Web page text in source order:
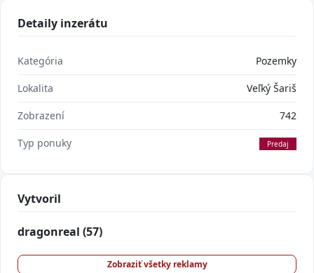
Detaily inzerátu
Kategória Pozemky
Lokalita Veľký Šariš
Zobrazení 742
Typ ponuky Predaj
Vytvoril
dragonreal (57)
Zobraziť všetky reklamy